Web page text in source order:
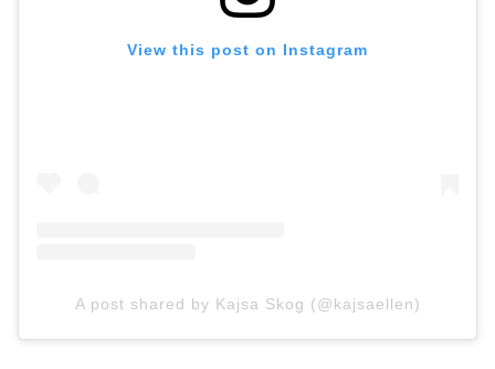
View this post on Instagram
A post shared by Kajsa Skog (@kajsaellen)